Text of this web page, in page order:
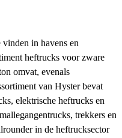
in havens en
heftrucks voor zware
omvat, evenals
van Hyster bevat
elektrische heftrucks en
trekkers en
in de heftrucksector